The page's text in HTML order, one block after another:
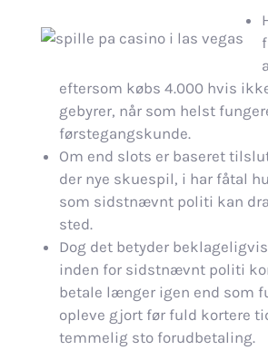
eftersom købs 4.000 hvis
gebyrer, når som helst
førstegangskunde.
Om end slots er baseret
der nye skuespil, i har fåtal
som sidstnævnt politi kan
sted.
Dog det betyder
inden for sidstnævnt politi
betale længer igen end som
opleve gjort før fuld kortere
temmelig sto forudbetaling.